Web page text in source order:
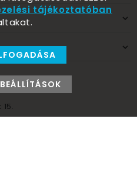
tájékoztatóban